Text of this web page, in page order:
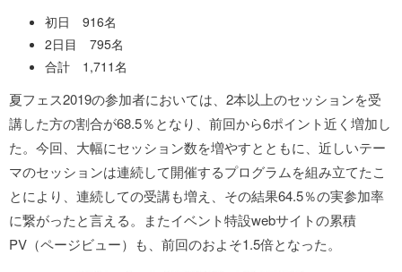
初日 916名
2日目 795名
合計 1,711名
夏フェス2019の参加者においては、2本以上のセッションを受
講した方の割合が68.5％となり、前回から6ポイント近く増加し
た。今回、大幅にセッション数を増やすとともに、近しいテー
マのセッションは連続して開催するプログラムを組み立てたこ
とにより、連続しての受講も増え、その結果64.5％の実参加率
に繋がったと言える。またイベント特設webサイトの累積
PV（ページビュー）も、前回のおよそ1.5倍となった。